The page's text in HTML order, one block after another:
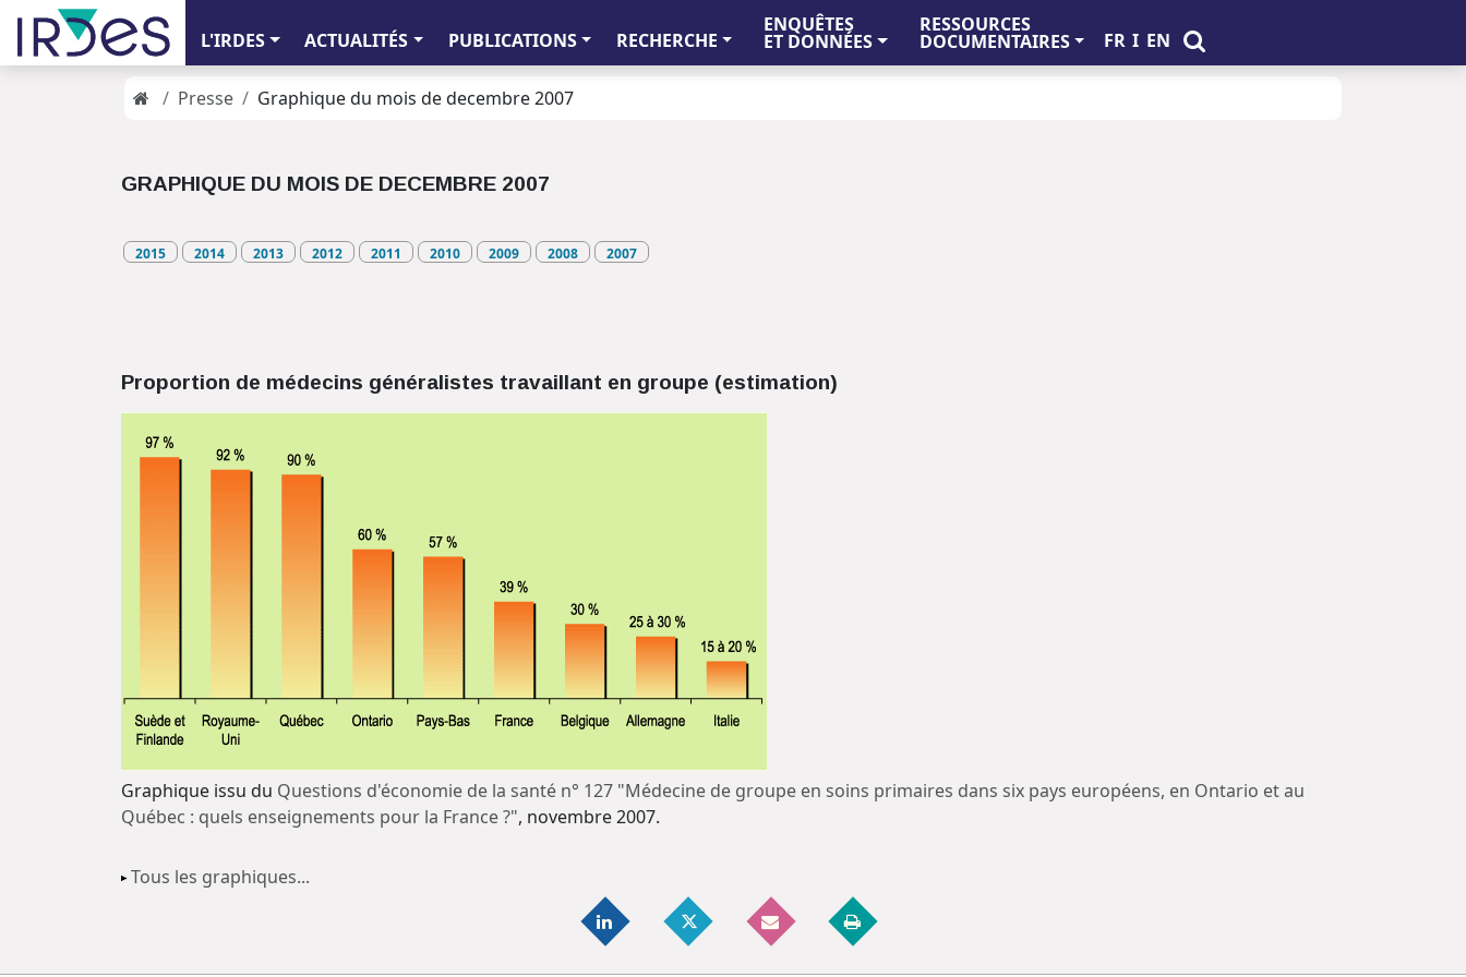
L'IRDES ACTUALITÉS PUBLICATIONS RECHERCHE
ENQUÊTES
ET DONNÉES
RESSOURCES
DOCUMENTAIRES FR I EN
Presse Graphique du mois de decembre 2007
GRAPHIQUE DU MOIS DE DECEMBRE 2007
2015 2014 2013 2012 2011 2010 2009 2008 2007
Proportion de médecins généralistes travaillant en groupe (estimation)
Graphique issu du Questions d'économie de la santé n° 127 "Médecine de groupe en soins primaires dans six pays européens, en Ontario et au
Québec : quels enseignements pour la France ?", novembre 2007.
Tous les graphiques...